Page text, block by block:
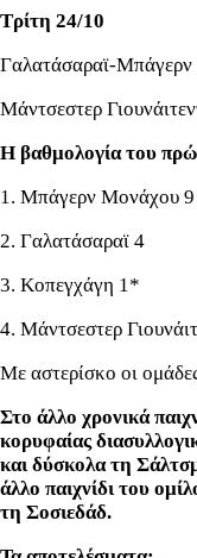
Τρίτη 24/10
Γαλατάσαραϊ-
Μάντσεστερ
Η βαθμολογία του
1. Μπάγερν Μονάχου 9
2. Γαλατάσαραϊ 4
3. Κοπεγχάγη 1*
4. Μάντσεστερ
Με αστερίσκο οι
Στο άλλο χρονικά
κορυφαίας
και δύσκολα τη
άλλο παιχνίδι του
τη Σοσιεδάδ.